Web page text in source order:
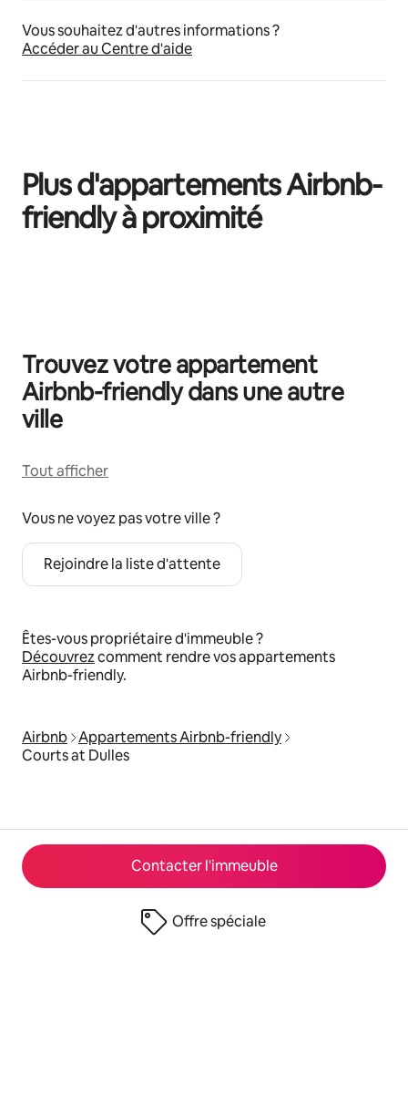
Contacter l'immeuble
Offre spéciale
Vous souhaitez d'autres informations ?
Accéder au Centre d'aide
Plus d'appartements Airbnb-
friendly à proximité
Trouvez votre appartement
Airbnb-friendly dans une autre
ville
Tout afficher
Vous ne voyez pas votre ville ?
Rejoindre la liste d'attente
Êtes-vous propriétaire d'immeuble ?
Découvrezcomment rendre vos appartements
Airbnb-friendly.
Airbnb Appartements Airbnb-friendly
Courts at Dulles